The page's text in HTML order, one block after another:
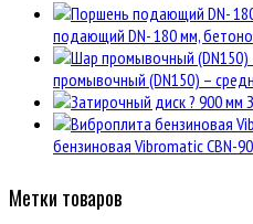
подающий DN- 180 мм,
промывочный (DN150) –
бензиновая Vibromatic CBN-90
Метки товаров